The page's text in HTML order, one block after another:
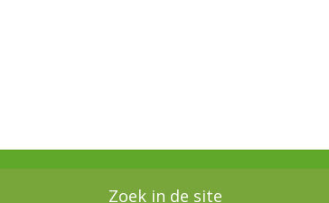
Zoek in de site